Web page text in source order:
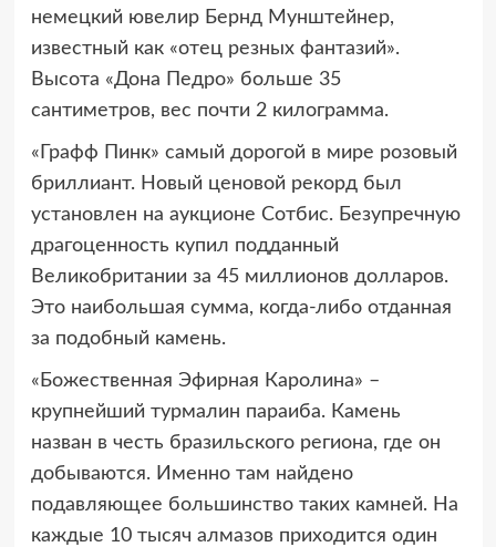
немецкий ювелир Бернд Мунштейнер,
известный как «отец резных фантазий».
Высота «Дона Педро» больше 35
сантиметров, вес почти 2 килограмма.
«Графф Пинк» самый дорогой в мире розовый
бриллиант. Новый ценовой рекорд был
установлен на аукционе Сотбис. Безупречную
драгоценность купил подданный
Великобритании за 45 миллионов долларов.
Это наибольшая сумма, когда-либо отданная
за подобный камень.
«Божественная Эфирная Каролина» –
крупнейший турмалин параиба. Камень
назван в честь бразильского региона, где он
добываются. Именно там найдено
подавляющее большинство таких камней. На
каждые 10 тысяч алмазов приходится один